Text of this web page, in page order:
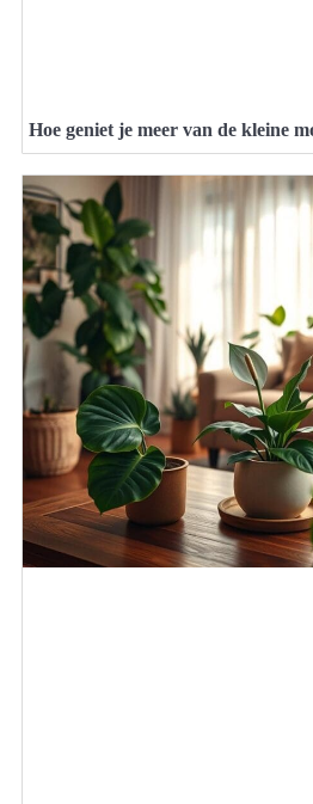
Hoe geniet je meer van de kleine